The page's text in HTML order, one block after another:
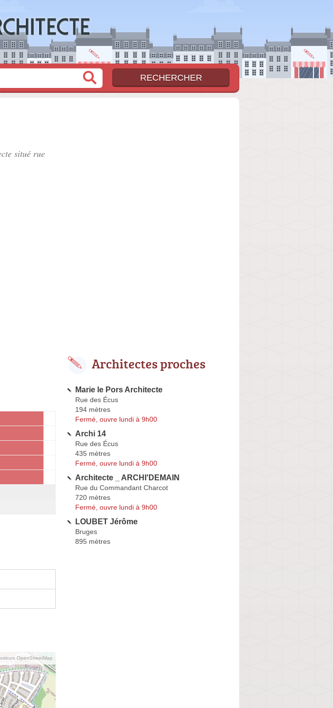
situé rue
OpenStreetMap
Architectes proches
Marie le Pors Architecte
Rue des Écus
194 mètres
Fermé, ouvre lundi à 9h00
Archi 14
Rue des Écus
435 mètres
Fermé, ouvre lundi à 9h00
Architecte _ ARCHI'DEMAIN
Rue du Commandant Charcot
720 mètres
Fermé, ouvre lundi à 9h00
LOUBET Jérôme
Bruges
895 mètres